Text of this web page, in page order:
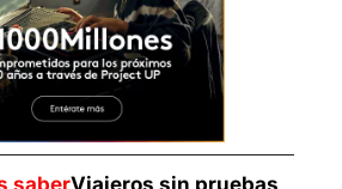
saberViajeros sin pruebas